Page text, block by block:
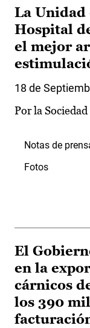
La
Hospital
el mejor
18 de
Por la
Notas de
Fotos
El
en la
cárnicos
los 390